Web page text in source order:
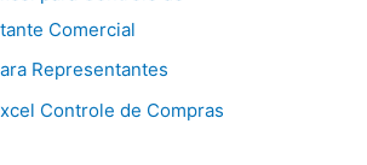
Comercial
Representantes
Controle de Compras